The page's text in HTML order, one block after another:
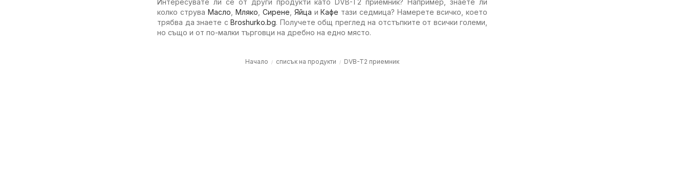
Интересувате ли се от други продукти като DVB-T2 приемник? Например, знаете ли
колко струва Масло Мляко Сирене Яйца иКафе тази седмица? Намерете всичко, което
трябва да знаете с Broshurko.bg. Получете общ преглед на отстъпките от всички големи,
но също и от по-малки търговци на дребно на едно място.
Начало списък на продукти DVB-T2 приемник